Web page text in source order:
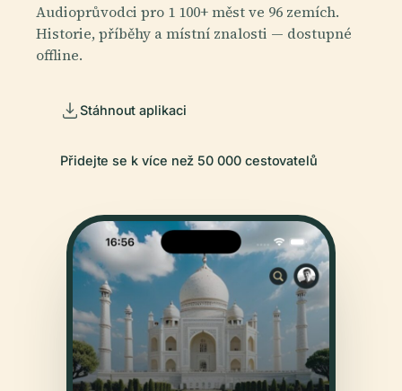
Audioprůvodci pro 1 100+ měst ve 96 zemích.
Historie, příběhy a místní znalosti — dostupné
offline.
Stáhnout aplikaci
Přidejte se k více než 50 000 cestovatelů